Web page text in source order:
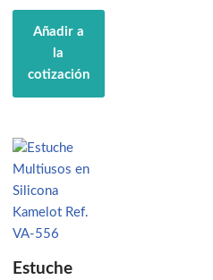
Añadir a
la
cotización
Estuche